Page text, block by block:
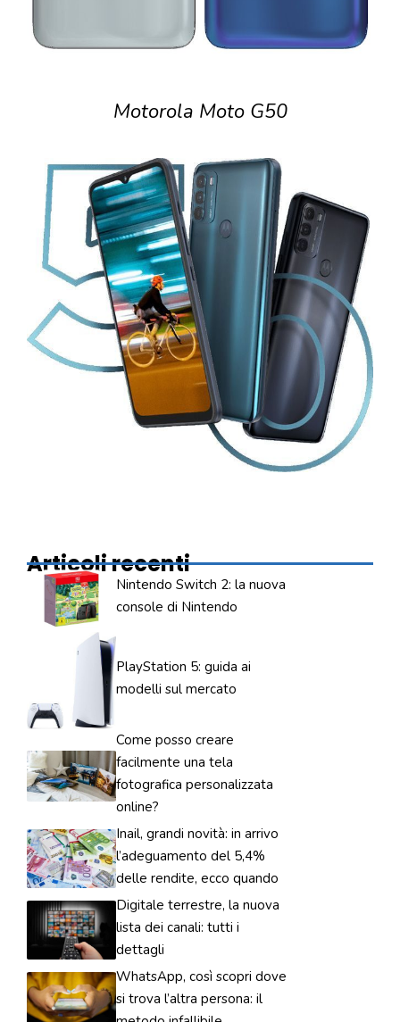
Motorola Moto G50
Articoli recenti
Nintendo Switch 2: la nuova
console di Nintendo
PlayStation 5: guida ai
modelli sul mercato
Come posso creare
facilmente una tela
fotografica personalizzata
online?
Inail, grandi novità: in arrivo
l’adeguamento del 5,4%
delle rendite, ecco quando
Digitale terrestre, la nuova
lista dei canali: tutti i
dettagli
WhatsApp, così scopri dove
si trova l’altra persona: il